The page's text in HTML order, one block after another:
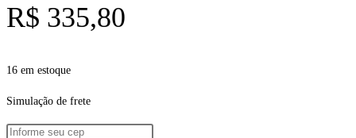
R$ 335,80
16 em estoque
Simulação de frete